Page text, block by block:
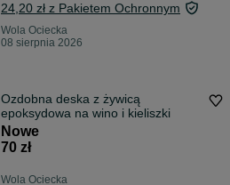
24,20 zł z Pakietem Ochronnym
Wola Ociecka
08 sierpnia 2026
Ozdobna deska z żywicą
epoksydowa na wino i kieliszki
Nowe
70 zł
Wola Ociecka